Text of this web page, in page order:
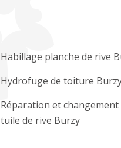
Habillage planche de rive
Hydrofuge de toiture
Réparation et changement
tuile de rive Burzy